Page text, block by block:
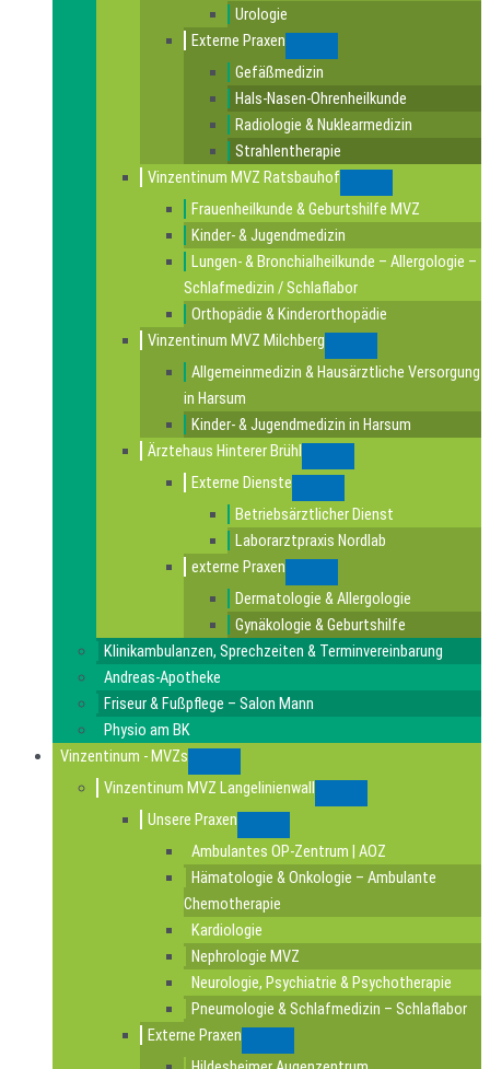
Urologie
Externe Praxen
Gefäßmedizin
Hals-Nasen-Ohrenheilkunde
Radiologie & Nuklearmedizin
Strahlentherapie
Vinzentinum MVZ Ratsbauhof
Frauenheilkunde & Geburtshilfe MVZ
Kinder- & Jugendmedizin
Lungen- & Bronchialheilkunde – Allergologie –
Schlafmedizin / Schlaflabor
Orthopädie & Kinderorthopädie
Vinzentinum MVZ Milchberg
Allgemeinmedizin & Hausärztliche Versorgung
in Harsum
Kinder- & Jugendmedizin in Harsum
Ärztehaus Hinterer Brühl
Externe Dienste
Betriebsärztlicher Dienst
Laborarztpraxis Nordlab
externe Praxen
Dermatologie & Allergologie
Gynäkologie & Geburtshilfe
Klinikambulanzen, Sprechzeiten & Terminvereinbarung
Andreas-Apotheke
Friseur & Fußpflege – Salon Mann
Physio am BK
Vinzentinum - MVZs
Vinzentinum MVZ Langelinienwall
Unsere Praxen
Ambulantes OP-Zentrum | AOZ
Hämatologie & Onkologie – Ambulante
Chemotherapie
Kardiologie
Nephrologie MVZ
Neurologie, Psychiatrie & Psychotherapie
Pneumologie & Schlafmedizin – Schlaflabor
Externe Praxen